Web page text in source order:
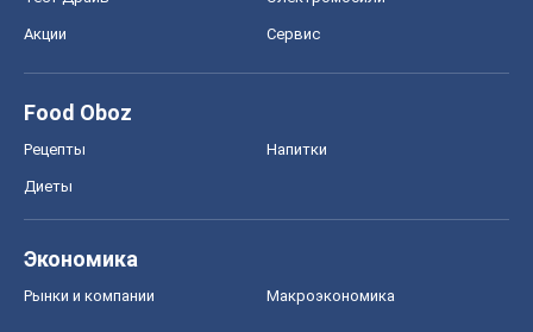
Акции Сервис
Food Oboz
Рецепты Напитки
Диеты
Экономика
Рынки и компании Mакроэкономика